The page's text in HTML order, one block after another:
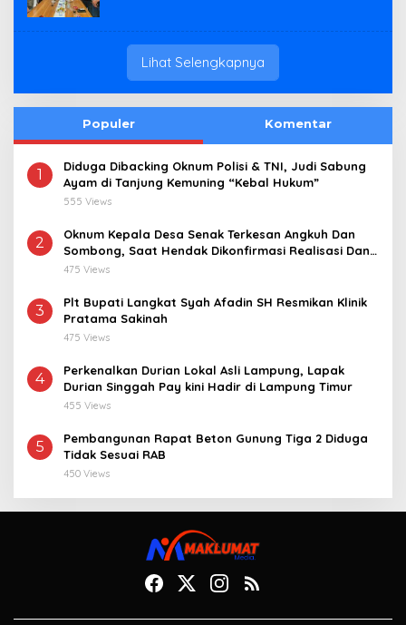
Lihat Selengkapnya
Populer Komentar
1
Diduga Dibacking Oknum Polisi & TNI, Judi Sabung
Ayam di Tanjung Kemuning “Kebal Hukum”
555 Views
2
Oknum Kepala Desa Senak Terkesan Angkuh Dan
Sombong, Saat Hendak Dikonfirmasi Realisasi Dana
Desa 2021-2024
475 Views
3
Plt Bupati Langkat Syah Afadin SH Resmikan Klinik
Pratama Sakinah
475 Views
4
Perkenalkan Durian Lokal Asli Lampung, Lapak
Durian Singgah Pay kini Hadir di Lampung Timur
455 Views
5
Pembangunan Rapat Beton Gunung Tiga 2 Diduga
Tidak Sesuai RAB
450 Views